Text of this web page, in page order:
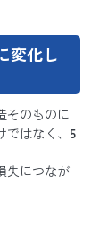
変化し
そのものに
ではなく、5
失につなが